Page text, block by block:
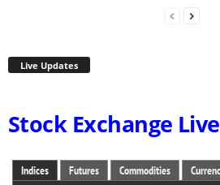
Live Updates
Stock Exchange Live